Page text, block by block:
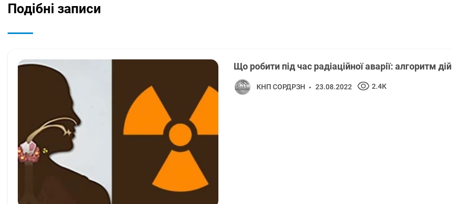
Подібні записи
Що робити під час радіаційної аварії: алгоритм дій
КНП СОРДРЗН 23.08.2022 2.4К